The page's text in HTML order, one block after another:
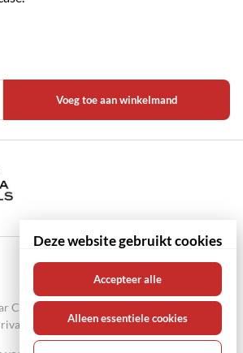
Cinema Rentals KVK: 67000711 BTW:
policy
Deze website gebruikt cookies
Accepteer alle
Alleen essentiele cookies